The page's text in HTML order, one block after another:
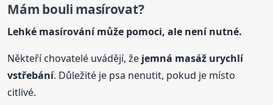
Mám bouli masírovat?
Lehké masírování může pomoci, ale není nutné.
Někteří chovatelé uvádějí, že jemná masáž urychlí
vstřebání. Důležité je psa nenutit, pokud je místo
citlivé.